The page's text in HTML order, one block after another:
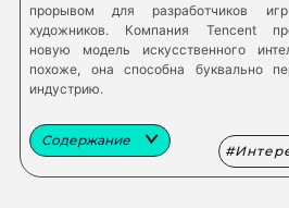
прорывом для разработчиков
художников. Компания Tencent
новую модель искусственного
похоже, она способна буквально
индустрию.
Содержание